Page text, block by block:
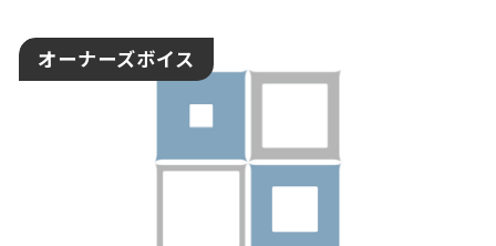
オーナーズボイス